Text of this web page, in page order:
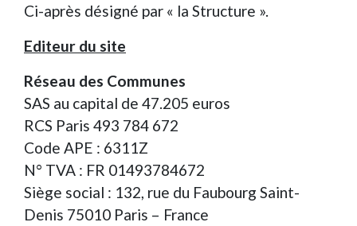
Ci-après désigné par « la Structure ».
Editeur du site
Réseau des Communes
SAS au capital de 47.205 euros
RCS Paris 493 784 672
Code APE : 6311Z
N° TVA : FR 01493784672
Siège social : 132, rue du Faubourg Saint-
Denis 75010 Paris – France